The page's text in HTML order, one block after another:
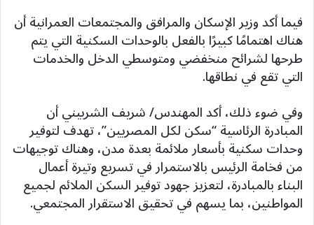
فيما أكد وزير الإسكان والمرافق والمجتمعات العمرانية أن
هناك اهتمامًا كبيرًا بالفعل بالوحدات السكنية التي يتم
طرحها لشرائح منخفضي ومتوسطي الدخل والخدمات
التي تقع في نطاقها.
وفي ضوء ذلك، أكد المهندس/ شريف الشربيني أن
المبادرة الرئاسية “سكن لكل المصريين”، تهدف لتوفير
وحدات سكنية بأسعار ملائمة بعدة مدن، وهناك توجيهات
من فخامة الرئيس بالاستمرار في تسريع وتيرة أعمال
البناء بالمبادرة، لتعزيز جهود توفير السكن الملائم لجميع
المواطنين، بما يسهم في تحقيق الاستقرار المجتمعي.